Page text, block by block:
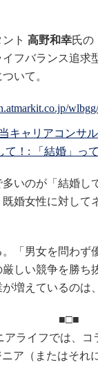
ト 高野和幸氏の
フバランス追求
いて。
キャリアコンサ
て！: 「結婚」っ
いのが「結婚し
婚女性に対して
「男女を問わず
しい競争を勝
増えているのは
■□■
ライフでは、コ
ア（またはそれ